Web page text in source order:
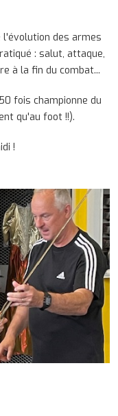
des armes
: salut, attaque,
à la fin du combat...
fois championne du
qu'au foot !!).
!